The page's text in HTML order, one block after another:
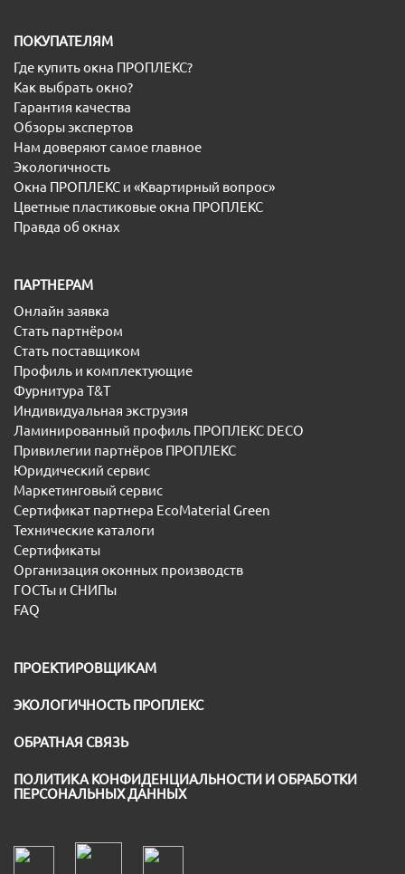
ПОКУПАТЕЛЯМ
Где купить окна ПРОПЛЕКС?
Как выбрать окно?
Гарантия качества
Обзоры экспертов
Нам доверяют самое главное
Экологичность
Окна ПРОПЛЕКС и «Квартирный вопрос»
Цветные пластиковые окна ПРОПЛЕКС
Правда об окнах
ПАРТНЕРАМ
Онлайн заявка
Стать партнёром
Стать поставщиком
Профиль и комплектующие
Фурнитура T&T
Индивидуальная экструзия
Ламинированный профиль ПРОПЛЕКС DECO
Привилегии партнёров ПРОПЛЕКС
Юридический сервис
Маркетинговый сервис
Сертификат партнера EcoMaterial Green
Технические каталоги
Сертификаты
Организация оконных производств
ГОСТы и СНИПы
FAQ
ПРОЕКТИРОВЩИКАМ
ЭКОЛОГИЧНОСТЬ ПРОПЛЕКС
ОБРАТНАЯ СВЯЗЬ
ПОЛИТИКА КОНФИДЕНЦИАЛЬНОСТИ И ОБРАБОТКИ
ПЕРСОНАЛЬНЫХ ДАННЫХ